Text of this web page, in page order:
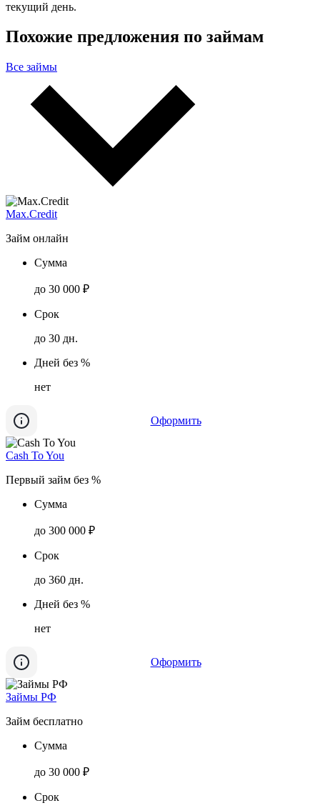
текущий день.
Похожие предложения по займам
Все займы
Max.Credit
Займ онлайн
Сумма
до 30 000 ₽
Срок
до 30 дн.
Дней без %
нет
Оформить
Cash To You
Первый займ без %
Сумма
до 300 000 ₽
Срок
до 360 дн.
Дней без %
нет
Оформить
Займы РФ
Займ бесплатно
Сумма
до 30 000 ₽
Срок